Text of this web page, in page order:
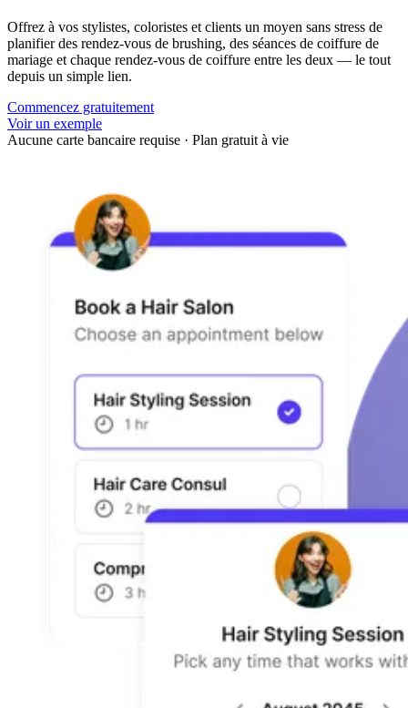
Offrez à vos stylistes, coloristes et clients un moyen sans stress de
planifier des rendez-vous de brushing, des séances de coiffure de
mariage et chaque rendez-vous de coiffure entre les deux — le tout
depuis un simple lien.
Commencez gratuitement
Voir un exemple
Aucune carte bancaire requise · Plan gratuit à vie